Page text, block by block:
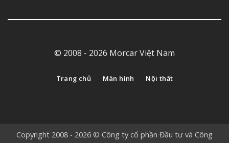
© 2008 - 2026 Morcar Việt Nam
Trang chủ Màn hình Nội thất
Copyright 2008 - 2026 © Công ty cổ phần Đầu tư và Công